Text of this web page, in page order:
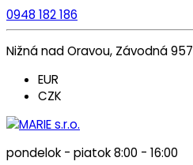
0948 182 186
Nižná nad Oravou, Závodná 957
EUR
CZK
pondelok - piatok 8:00 - 16:00